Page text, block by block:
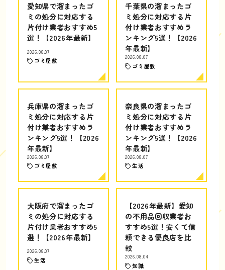
愛知県で溜まったゴ
ミの処分に対応する
片付け業者おすすめ5
選！【2026年最新】
2026.08.07
ゴミ屋敷
千葉県の溜まったゴ
ミ処分に対応する片
付け業者おすすめラ
ンキング5選！【2026
年最新】
2026.08.07
ゴミ屋敷
兵庫県の溜まったゴ
ミ処分に対応する片
付け業者おすすめラ
ンキング5選！【2026
年最新】
2026.08.07
ゴミ屋敷
奈良県の溜まったゴ
ミ処分に対応する片
付け業者おすすめラ
ンキング5選！【2026
年最新】
2026.08.07
生活
大阪府で溜まったゴ
ミの処分に対応する
片付け業者おすすめ5
選！【2026年最新】
2026.08.07
生活
【2026年最新】愛知
の不用品回収業者お
すすめ5選！安くて信
頼できる優良店を比
較
2026.08.04
知識